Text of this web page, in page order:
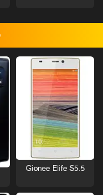
Gionee Elife S5.5